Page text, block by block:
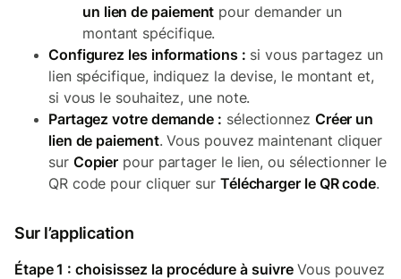
un lien de paiement pour demander un
montant spécifique.
Configurez les informations : si vous partagez un
lien spécifique, indiquez la devise, le montant et,
si vous le souhaitez, une note.
Partagez votre demande : sélectionnez Créer un
lien de paiement. Vous pouvez maintenant cliquer
sur Copier pour partager le lien, ou sélectionner le
QR code pour cliquer sur Télécharger le QR code.
Sur l’application
Étape 1 : choisissez la procédure à suivreVous pouvez